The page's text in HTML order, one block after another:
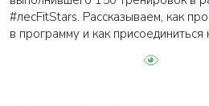
#лесFitStars. Рассказываем, как
в программу и как присоединиться